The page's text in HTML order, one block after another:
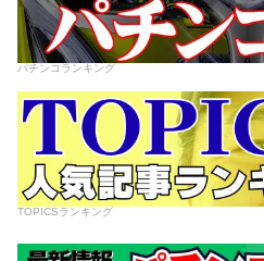
パチンコランキング
TOPICSランキング